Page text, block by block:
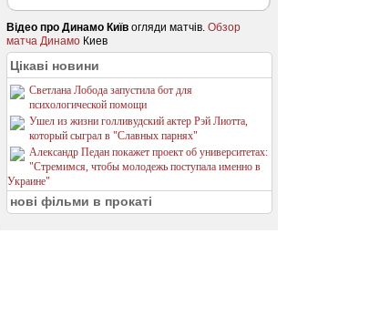
Відео про Динамо Київ огляди матчів. Обзор
матча Динамо Киев
Цікаві новини
Светлана Лобода запустила бот для
психологической помощи
Ушел из жизни голливудский актер Рэй Лиотта,
который сыграл в "Славных парнях"
Александр Педан покажет проект об университетах:
"Стремимся, чтобы молодежь поступала именно в
Украине"
нові фільми в прокаті